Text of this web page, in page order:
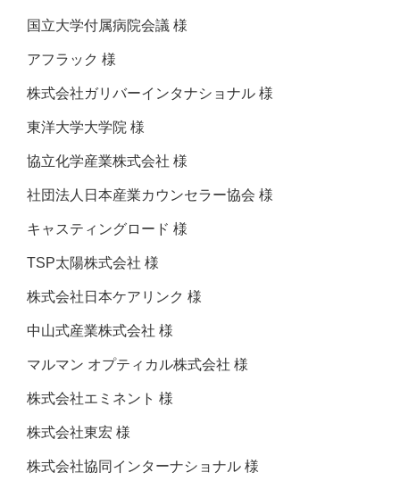
国立大学付属病院会議 様
アフラック 様
株式会社ガリバーインタナショナル 様
東洋大学大学院 様
協立化学産業株式会社 様
社団法人日本産業カウンセラー協会 様
キャスティングロード 様
TSP太陽株式会社 様
株式会社日本ケアリンク 様
中山式産業株式会社 様
マルマン オプティカル株式会社 様
株式会社エミネント 様
株式会社東宏 様
株式会社協同インターナショナル 様